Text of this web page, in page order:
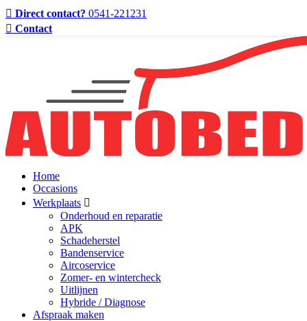
Direct contact? 0541-221231
Contact
Home
Occasions
Werkplaats
Onderhoud en reparatie
APK
Schadeherstel
Bandenservice
Aircoservice
Zomer- en wintercheck
Uitlijnen
Hybride / Diagnose
Afspraak maken